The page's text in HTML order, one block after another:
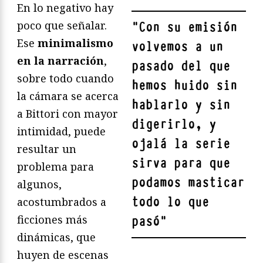
"Con su emisión
volvemos a un
pasado del que
hemos huido sin
hablarlo y sin
digerirlo, y
ojalá la serie
sirva para que
podamos masticar
todo lo que
pasó"
En lo negativo hay
poco que señalar.
Ese minimalismo
en la narración,
sobre todo cuando
la cámara se acerca
a Bittori con mayor
intimidad, puede
resultar un
problema para
algunos,
acostumbrados a
ficciones más
dinámicas, que
huyen de escenas